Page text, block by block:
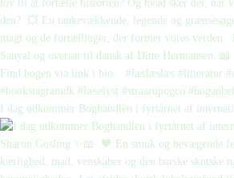
I dag udkommer Boghandlen i fyrtårnet af internati